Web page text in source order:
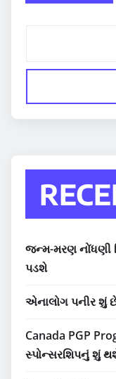
જન્મ-મરણ નોંધણી
પડશે
એનાલોગ પનીર શું
Canada PGP
સ્પોન્સરશિપનું શું